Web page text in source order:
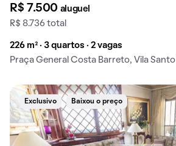
R$ 7.500 aluguel
R$ 8.736 total
226 m² · 3 quartos · 2 vagas
Praça General Costa Barreto, Vila Santo
Exclusivo Baixou o preço